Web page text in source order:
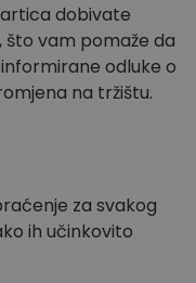
dobivate
vam pomaže da
odluke o
na tržištu.
za svakog
ih učinkovito